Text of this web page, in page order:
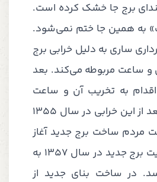
برج جا خشک کرده است.
به همین جا ختم نمی‌شود.
1344 شهرداری ساری به دلیل خرابی برج
و ساعت مربوطه می‌کند. بعد
اقدام به تخریب آن و ساعت
مربوطه می‌کنند. بعد از این خرابی در سال 1355
مردم ساخت برج جدید آغاز
می‌شود که در نهایت برج جدید در سال 1357 به
در ساخت بنای جدید از